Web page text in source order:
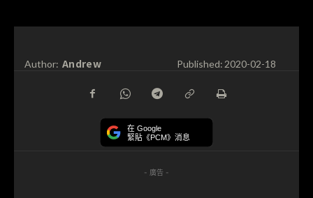
Author: Andrew Published:2020-02-18
在 Google
緊貼《PCM》消息
- 廣告 -